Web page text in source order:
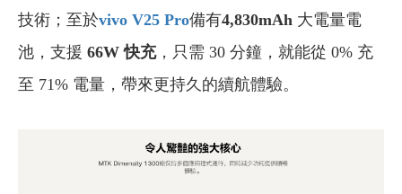
技術；至於vivo V25 Pro備有4,830mAh 大電量電
池，支援 66W 快充，只需 30 分鐘，就能從 0% 充
至 71% 電量，帶來更持久的續航體驗。